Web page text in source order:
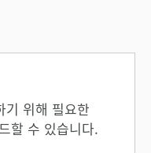
기 위해 필요한
할 수 있습니다.